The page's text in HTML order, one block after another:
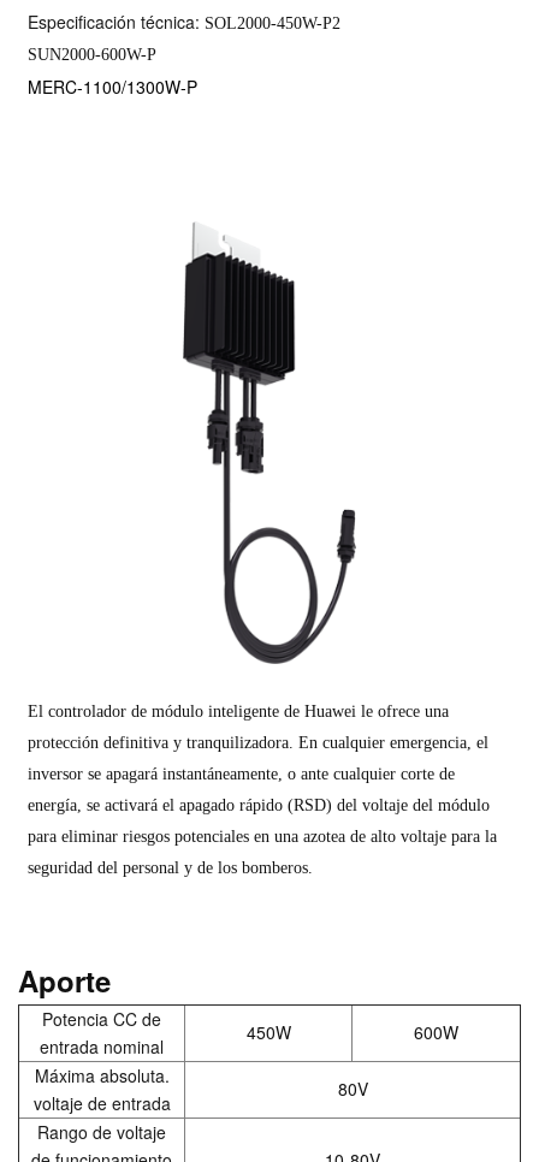
Especificación técnica: SOL2000-450W-P2
SUN2000-600W-P
MERC-1100/1300W-P
El controlador de módulo inteligente de Huawei le ofrece una
protección definitiva y tranquilizadora. En cualquier emergencia, el
inversor se apagará instantáneamente, o ante cualquier corte de
energía, se activará el apagado rápido (RSD) del voltaje del módulo
para eliminar riesgos potenciales en una azotea de alto voltaje para la
seguridad del personal y de los bomberos.
Aporte
Potencia CC de
entrada nominal
450W
600W
Máxima absoluta.
voltaje de entrada
80V
Rango de voltaje